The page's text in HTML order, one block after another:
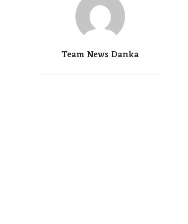
Team News Danka